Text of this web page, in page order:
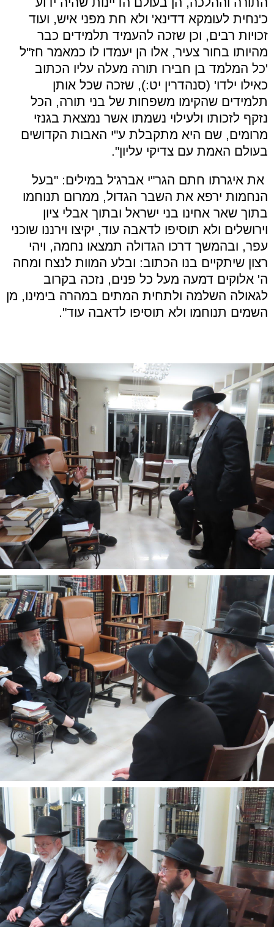
כ'נחית לעומקא דדינא' ולא חת מפני איש, ועוד
זכויות רבים, וכן שזכה להעמיד תלמידים כבר
מהיותו בחור צעיר, אלו הן יעמדו לו כמאמר חז"ל
'כל המלמד בן חבירו תורה מעלה עליו הכתוב
כאילו ילדו' (סנהדרין יט:), שזכה שכל אותן
תלמידים שהקימו משפחות של בני תורה, הכל
נזקף לזכותו ולעילוי נשמתו אשר נמצאת בגנזי
מרומים, שם היא מתקבלת ע"י האבות הקדושים
בעולם האמת עם צדיקי עליון".
את איגרתו חתם הגר"י אברג'ל במילים: "בעל
הנחמות ירפא את השבר הגדול, ממרום תנוחמו
בתוך שאר אחינו בני ישראל ובתוך אבלי ציון
וירושלים ולא תוסיפו לדאבה עוד, יקיצו וירננו שוכני
עפר, ובהמשך דרכו הגדולה תמצאו נחמה, ויהי
רצון שיתקיים בנו הכתוב: ובלע המוות לנצח ומחה
ה' אלוקים דמעה מעל כל פנים, נזכה בקרוב
לגאולה השלמה ולתחית המתים במהרה בימינו, מן
השמים תנוחמו ולא תוסיפו לדאבה עוד".